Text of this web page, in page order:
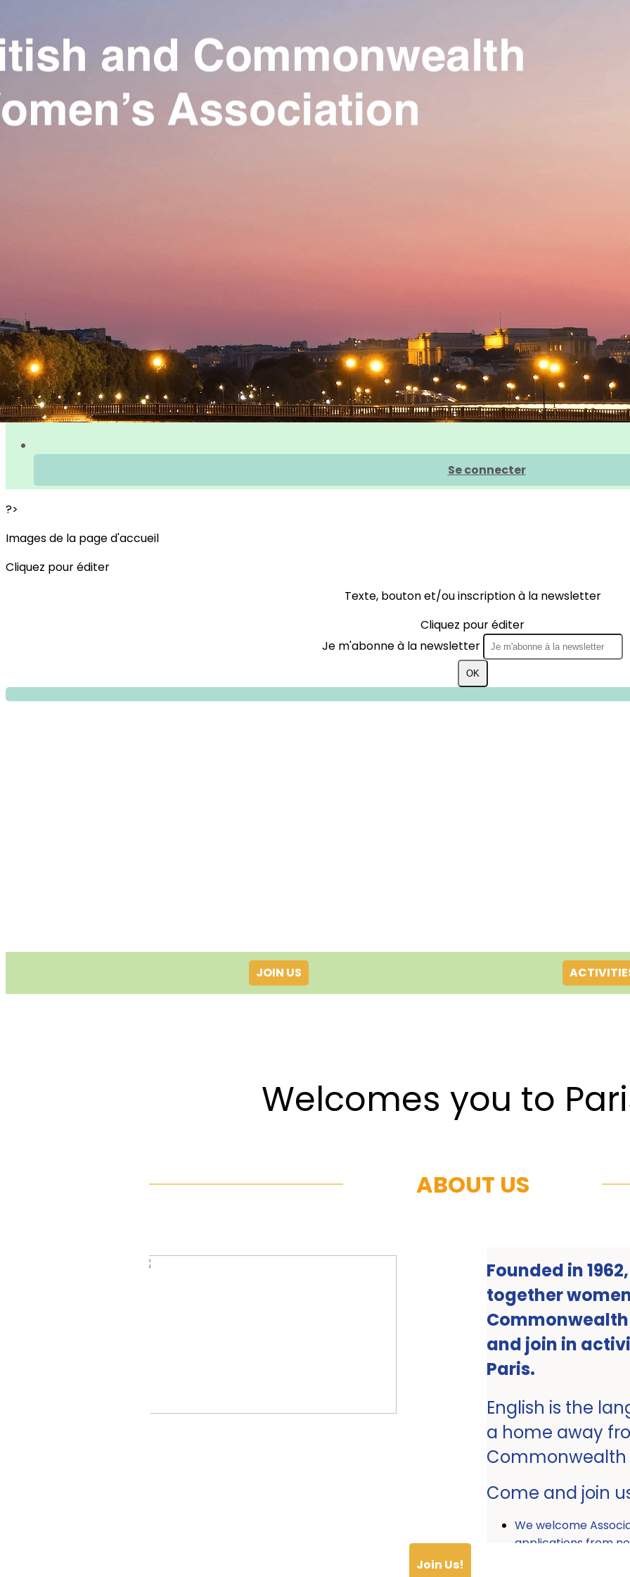
Exporter uniquement les colonnes affichées
Ajoutez un logo, un bouton, des réseaux sociaux
Se connecter
?>
Images de la page d'accueil
Cliquez pour éditer
Texte, bouton et/ou inscription à la newsletter
Cliquez pour éditer
Je m'abonne à la newsletter
OK
JOIN US
Welcomes you to
ABOUT US
Founded in
together
and join in
Paris.
English is the
a home away
Come and join
We welcome
applications from
Join Us!